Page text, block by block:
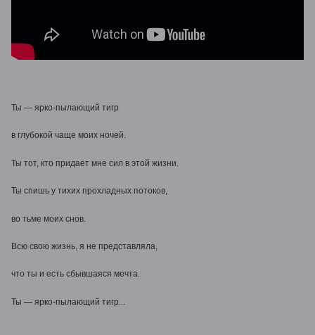
Ты — ярко-пылающий тигр
в глубокой чаще моих ночей.
Ты тот, кто придает мне сил в этой жизни.
Ты спишь у тихих прохладных потоков,
во тьме моих снов.
Всю свою жизнь, я не представляла,
что ты и есть сбывшаяся мечта.
Ты — ярко-пылающий тигр...